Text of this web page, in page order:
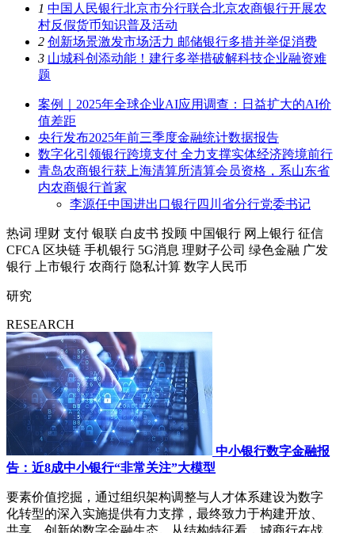
1 中国人民银行北京市分行联合北京农商银行开展农
村反假货币知识普及活动
2 创新场景激发市场活力 邮储银行多措并举促消费
3 山城科创添动能！建行多举措破解科技企业融资难
题
案例｜2025年全球企业AI应用调查：日益扩大的AI价
值差距
央行发布2025年前三季度金融统计数据报告
数字化引领银行跨境支付 全力支撑实体经济跨境前行
青岛农商银行获上海清算所清算会员资格，系山东省
内农商银行首家
李源任中国进出口银行四川省分行党委书记
热词 理财 支付 银联 白皮书 投顾 中国银行 网上银行 征信
CFCA 区块链 手机银行 5G消息 理财子公司 绿色金融 广发
银行
上市银行 农商行 隐私计算 数字人民币
研究
RESEARCH
中小银行数字金融报
告：近8成中小银行“非常关注”大模型
要素价值挖掘，通过组织架构调整与人才体系建设为数字
化转型的深入实施提供有力支撑，最终致力于构建开放、
共享、创新的数字金融生态。从结构特征看，城商行在战